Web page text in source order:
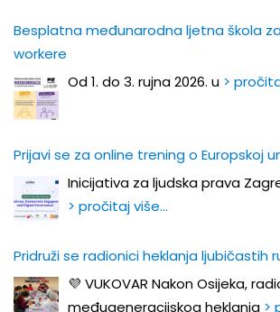
Besplatna međunarodna ljetna škola
workere
Od 1. do 3. rujna 2026. u >
Prijavi se za online trening o Europskoj
Inicijativa za ljudska prava
> pročitaj više…
Pridruži se radionici heklanja ljubičastih
💜 VUKOVAR Nakon Osijeka,
međugeneracijskog heklanja >